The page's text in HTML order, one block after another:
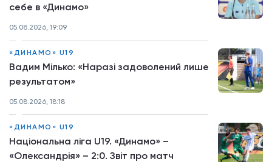
себе в «Динамо»
05.08.2026, 19:09
«ДИНАМО» U19
Вадим Мілько: «Наразі задоволений лише
результатом»
05.08.2026, 18:18
«ДИНАМО» U19
Національна ліга U19. «Динамо» –
«Олександрія» – 2:0. Звіт про матч